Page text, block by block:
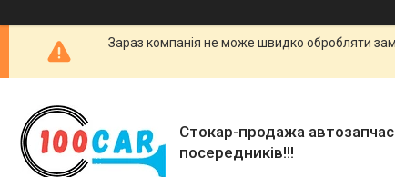
Зараз компанія не може швидко обробляти
Стокар-продажа
посередників!!!